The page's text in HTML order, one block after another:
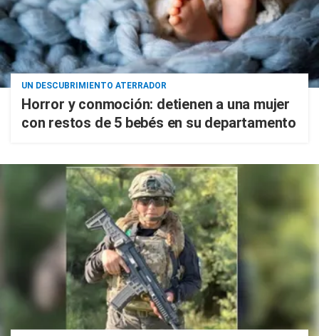
UN DESCUBRIMIENTO ATERRADOR
Horror y conmoción: detienen a una mujer
con restos de 5 bebés en su departamento